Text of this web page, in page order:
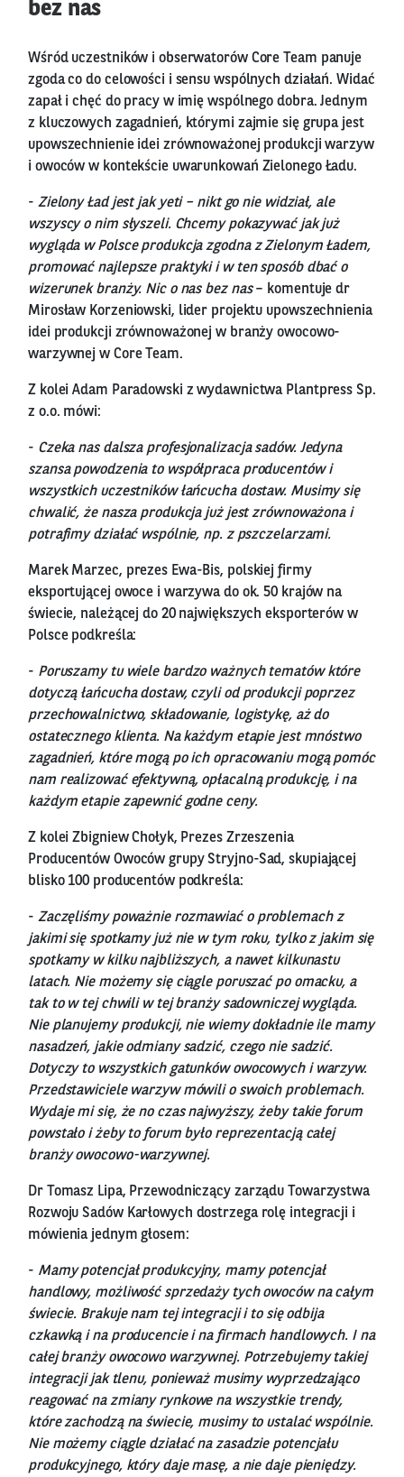
bez nas
Wśród uczestników i obserwatorów Core Team panuje
zgoda co do celowości i sensu wspólnych działań. Widać
zapał i chęć do pracy w imię wspólnego dobra. Jednym
z kluczowych zagadnień, którymi zajmie się grupa jest
upowszechnienie idei zrównoważonej produkcji warzyw
i owoców w kontekście uwarunkowań Zielonego Ładu.
- Zielony Ład jest jak yeti – nikt go nie widział, ale
wszyscy o nim słyszeli. Chcemy pokazywać jak już
wygląda w Polsce produkcja zgodna z Zielonym Ładem,
promować najlepsze praktyki i w ten sposób dbać o
wizerunek branży. Nic o nas bez nas– komentuje dr
Mirosław Korzeniowski, lider projektu upowszechnienia
idei produkcji zrównoważonej w branży owocowo-
warzywnej w Core Team.
Z kolei Adam Paradowski z wydawnictwa Plantpress Sp.
z o.o. mówi:
- Czeka nas dalsza profesjonalizacja sadów. Jedyna
szansa powodzenia to współpraca producentów i
wszystkich uczestników łańcucha dostaw. Musimy się
chwalić, że nasza produkcja już jest zrównoważona i
potrafimy działać wspólnie, np. z pszczelarzami.
Marek Marzec, prezes Ewa-Bis, polskiej firmy
eksportującej owoce i warzywa do ok. 50 krajów na
świecie, należącej do 20 największych eksporterów w
Polsce podkreśla:
- Poruszamy tu wiele bardzo ważnych tematów które
dotyczą łańcucha dostaw, czyli od produkcji poprzez
przechowalnictwo, składowanie, logistykę, aż do
ostatecznego klienta. Na każdym etapie jest mnóstwo
zagadnień, które mogą po ich opracowaniu mogą pomóc
nam realizować efektywną, opłacalną produkcję, i na
każdym etapie zapewnić godne ceny.
Z kolei Zbigniew Chołyk, Prezes Zrzeszenia
Producentów Owoców grupy Stryjno-Sad, skupiającej
blisko 100 producentów podkreśla:
- Zaczęliśmy poważnie rozmawiać o problemach z
jakimi się spotkamy już nie w tym roku, tylko z jakim się
spotkamy w kilku najbliższych, a nawet kilkunastu
latach. Nie możemy się ciągle poruszać po omacku, a
tak to w tej chwili w tej branży sadowniczej wygląda.
Nie planujemy produkcji, nie wiemy dokładnie ile mamy
nasadzeń, jakie odmiany sadzić, czego nie sadzić.
Dotyczy to wszystkich gatunków owocowych i warzyw.
Przedstawiciele warzyw mówili o swoich problemach.
Wydaje mi się, że no czas najwyższy, żeby takie forum
powstało i żeby to forum było reprezentacją całej
branży owocowo-warzywnej.
Dr Tomasz Lipa, Przewodniczący zarządu Towarzystwa
Rozwoju Sadów Karłowych dostrzega rolę integracji i
mówienia jednym głosem:
- Mamy potencjał produkcyjny, mamy potencjał
handlowy, możliwość sprzedaży tych owoców na całym
świecie. Brakuje nam tej integracji i to się odbija
czkawką i na producencie i na firmach handlowych. I na
całej branży owocowo warzywnej. Potrzebujemy takiej
integracji jak tlenu, ponieważ musimy wyprzedzająco
reagować na zmiany rynkowe na wszystkie trendy,
które zachodzą na świecie, musimy to ustalać wspólnie.
Nie możemy ciągle działać na zasadzie potencjału
produkcyjnego, który daje masę, a nie daje pieniędzy.